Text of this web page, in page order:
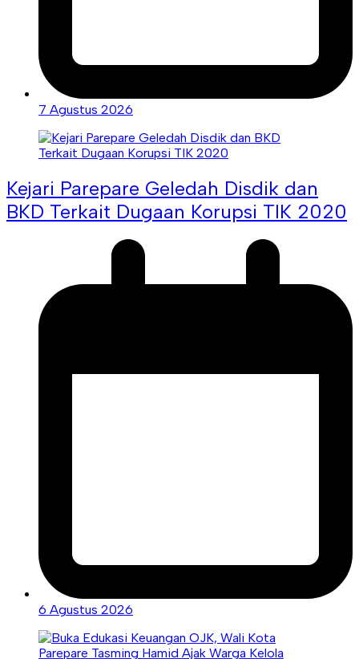
7 Agustus 2026
Kejari Parepare Geledah Disdik dan
BKD Terkait Dugaan Korupsi TIK 2020
6 Agustus 2026